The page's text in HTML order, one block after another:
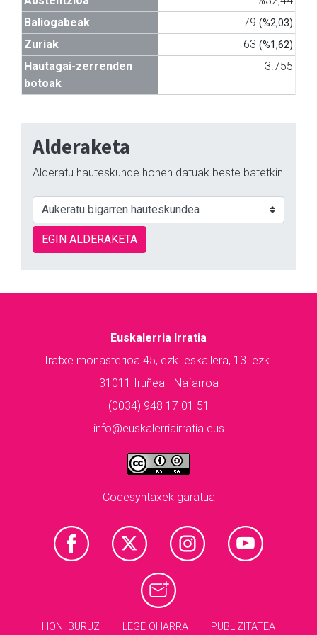
Baliogabeak
79 (%2,03)
Zuriak 63 (%1,62)
Hautagai-zerrenden
botoak
3.755
Alderaketa
Alderatu hauteskunde honen datuak beste batetkin
EGIN ALDERAKETA
Euskalerria Irratia
Iratxe monasterioa 45, ezk. eskailera, 13. ezk.
31011 Iruñea - Nafarroa
(0034) 948 17 01 51
info@euskalerriairratia.eus
Codesyntaxek garatua
HONI BURUZ LEGE OHARRA PUBLIZITATEA